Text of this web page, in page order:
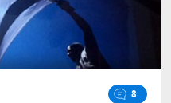
8